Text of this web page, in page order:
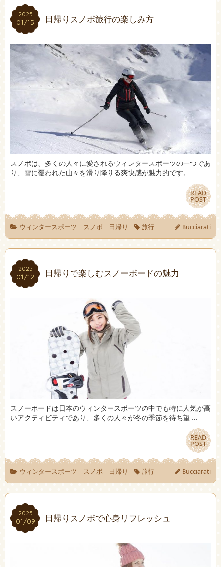
2025
01/15
2025
01/15 日帰りスノボ旅行の楽しみ方
スノボは、多くの人々に愛されるウィンタースポーツの一つであ
り、雪に覆われた山々を滑り降りる爽快感が魅力的です。
READ
POST
READ
POST
ウィンタースポーツ | スノボ | 日帰り 旅行 Bucciarati
2025
01/12
2025
01/12 日帰りで楽しむスノーボードの魅力
スノーボードは日本のウィンタースポーツの中でも特に人気が高
いアクティビティであり、多くの人々が冬の季節を待ち望 …
READ
POST
READ
POST
ウィンタースポーツ | スノボ | 日帰り 旅行 Bucciarati
2025
01/09
2025
01/09 日帰りスノボで心身リフレッシュ